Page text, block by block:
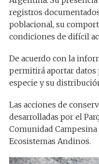
registros
poblacional, su
condiciones de difícil
De acuerdo con la
permitirá aportar datos
especie y su
Las acciones de
desarrolladas por el
Comunidad Campesina
Ecosistemas Andinos.